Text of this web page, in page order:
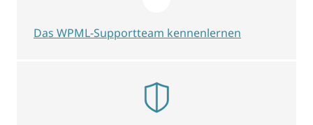
Das WPML-Supportteam kennenlernen